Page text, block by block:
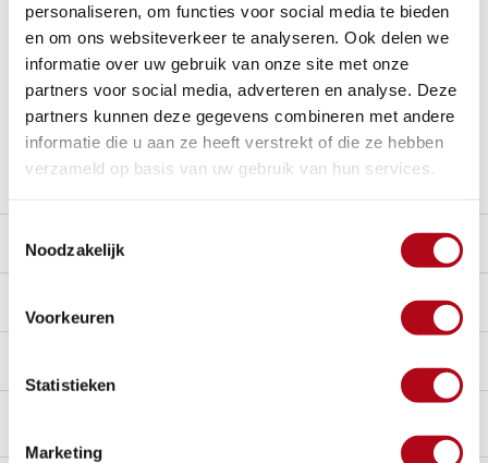
personaliseren, om functies voor social media te bieden
en om ons websiteverkeer te analyseren. Ook delen we
informatie over uw gebruik van onze site met onze
partners voor social media, adverteren en analyse. Deze
partners kunnen deze gegevens combineren met andere
informatie die u aan ze heeft verstrekt of die ze hebben
verzameld op basis van uw gebruik van hun services.
Noodzakelijk
Voorkeuren
Statistieken
Marketing
Betaal achteraf met Riverty.
Gratis verzenden vanaf € 60 in België en Nederland.*
14 dagen bedenktijd
Al28 jaarde tuinspecialist voor tuinliefhebbers
Nieuw:Haal je bestelling in Wilnis bij ons op!
Stel een vraag over dit product
Beschrijving